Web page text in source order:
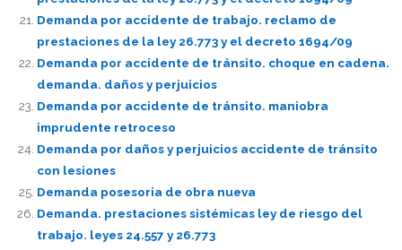
Demanda por accidente de trabajo. reclamo de
prestaciones de la ley 26.773 y el decreto 1694/09
Demanda por accidente de tránsito. choque en cadena.
demanda. daños y perjuicios
Demanda por accidente de tránsito. maniobra
imprudente retroceso
Demanda por daños y perjuicios accidente de tránsito
con lesiones
Demanda posesoria de obra nueva
Demanda. prestaciones sistémicas ley de riesgo del
trabajo. leyes 24.557 y 26.773